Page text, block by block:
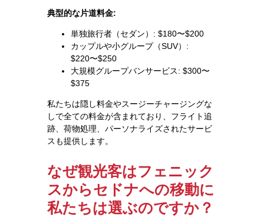
典型的な片道料金:
単独旅行者（セダン）: $180〜$200
カップルや小グループ（SUV）:
$220〜$250
大規模グループバンサービス: $300〜
$375
私たちは隠し料金やスージーチャージングな
しで全ての料金が含まれており、フライト追
跡、荷物処理、パーソナライズされたサービ
スも提供します。
なぜ観光客はフェニック
スからセドナへの移動に
私たちは選ぶのですか？